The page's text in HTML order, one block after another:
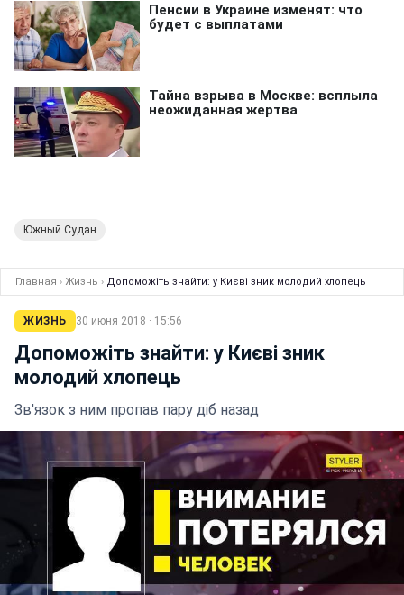
Южный Судан
Главная › Жизнь › Допоможіть знайти: у Києві зник молодий хлопець
ЖИЗНЬ 30 июня 2018 · 15:56
Допоможіть знайти: у Києві зник
молодий хлопець
Зв'язок з ним пропав пару діб назад